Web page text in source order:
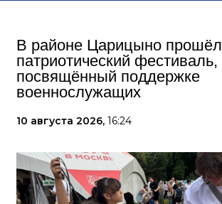
В районе Царицыно прошёл
патриотический фестиваль,
посвящённый поддержке
военнослужащих
10 августа 2026, 16:24